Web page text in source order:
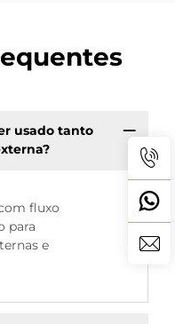
usado tanto
fluxo
para
e